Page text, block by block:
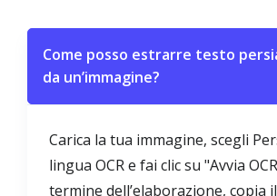
Come posso estrarre testo
da un’immagine?
Carica la tua immagine, scegli
lingua OCR e fai clic su "Avvia
termine dell’elaborazione, copia